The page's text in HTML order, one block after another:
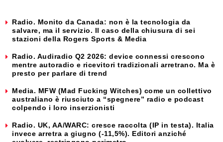
Radio. Monito da Canada: non è la tecnologia da
salvare, ma il servizio. Il caso della chiusura di sei
stazioni della Rogers Sports & Media
Radio. Audiradio Q2 2026: device connessi crescono
mentre autoradio e ricevitori tradizionali arretrano. Ma è
presto per parlare di trend
Media. MFW (Mad Fucking Witches) come un collettivo
australiano è riusciuto a “spegnere” radio e podcast
colpendo i loro inserzionisti
Radio. UK, AA/WARC: cresce raccolta (IP in testa). Italia
invece arretra a giugno (-11,5%). Editori anziché